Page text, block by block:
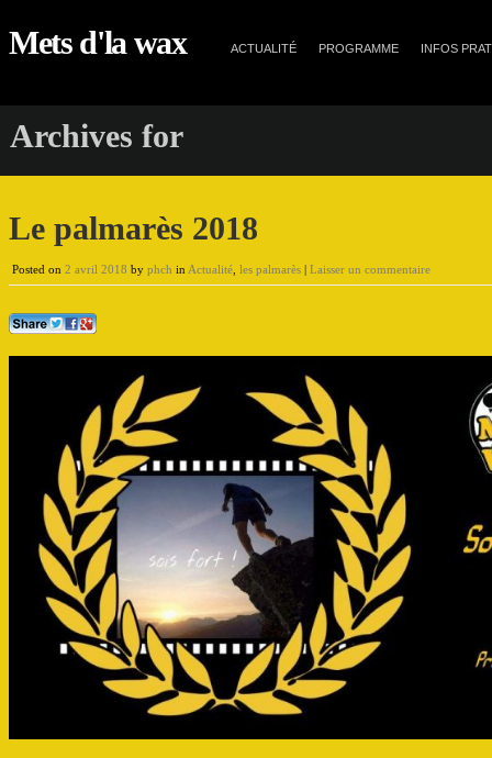
Mets d'la wax ACTUALITÉ PROGRAMME INFOS
Archives for
Le palmarès 2018
Posted on 2 avril 2018 by phch in Actualité les palmarès | Laisser un commentaire